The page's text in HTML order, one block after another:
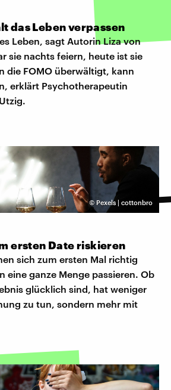
das Leben verpassen
Leben, sagt Autorin Liza von
sie nachts feiern, heute ist sie
die FOMO überwältigt, kann
erklärt Psychotherapeutin
© Pexels | cottonbro
ersten Date riskieren
sich zum ersten Mal richtig
eine ganze Menge passieren. Ob
glücklich sind, hat weniger
zu tun, sondern mehr mit